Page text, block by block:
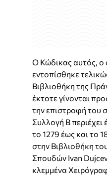
Ο Κώδικας αυτός, ο
εντοπίσθηκε
Βιβλιοθήκη της
έκτοτε γίνονται
την επιστροφή του
Συλλογή Β
το 1279 έως και το
στην Βιβλιοθήκη
Σπουδών Ivan
κλεμμένα